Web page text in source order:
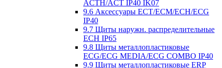
ACTH/ACT IP40 IK07
9.6 Аксессуары ECT/ECM/ECH/ECG
IP40
9.7 Щиты наружн. распределительные
ECH IP65
9.8 Щиты металлопластиковые
ECG/ECG MEDIA/ECG COMBO IP40
9.9 Щиты металлопластиковые ERP